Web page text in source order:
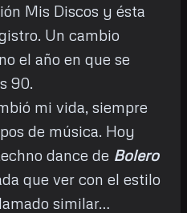
Mis Discos y ésta
Un cambio
el año en que se
90.
mi vida, siempre
de música. Hoy
dance de Bolero
que ver con el estilo
similar…